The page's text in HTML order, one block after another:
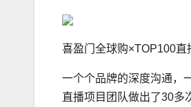
喜盈门全球购×TOP100直
一个个品牌的深度沟通，
直播项目团队做出了30多